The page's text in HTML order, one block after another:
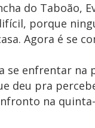
do Taboão,
porque
Agora é se
se enfrentar na
deu pra
na